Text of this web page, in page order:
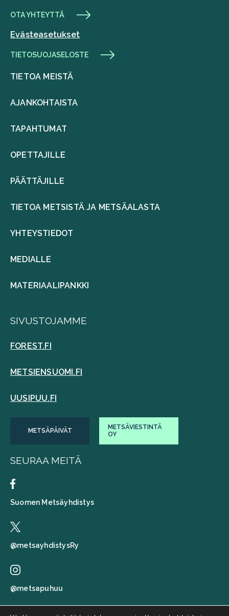
OTA YHTEYTTÄ
Evästeasetukset
TIETOSUOJASELOSTE
TIETOA MEISTÄ
AJANKOHTAISTA
TAPAHTUMAT
OPETTAJILLE
PÄÄTTÄJILLE
TIETOA METSISTÄ JA METSÄALASTA
YHTEYSTIEDOT
MEDIALLE
MATERIAALIPANKKI
SIVUSTOJAMME
FOREST.FI
METSIENSUOMI.FI
UUSIPUU.FI
METSÄPÄIVÄT
METSÄVIESTINTÄ
OY
SEURAA MEITÄ
Suomen Metsäyhdistys
@metsayhdistysRy
@metsapuhuu